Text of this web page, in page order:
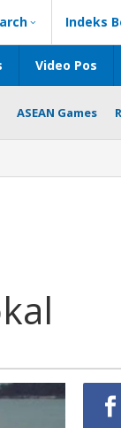
Indeks
Video Pos
ASEAN Games